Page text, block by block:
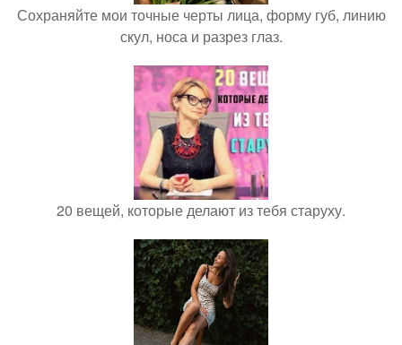
Сохраняйте мои точные черты лица, форму губ, линию
скул, носа и разрез глаз.
20 вещей, которые делают из тебя старуху.